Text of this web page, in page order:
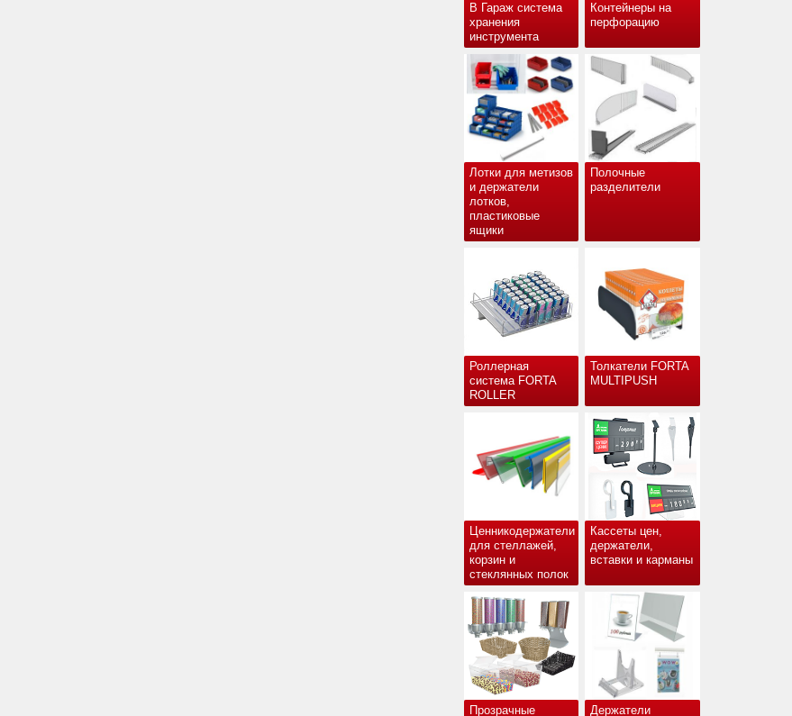
В Гараж система
хранения
инструмента
Контейнеры на
перфорацию
Лотки для метизов
и держатели
лотков,
пластиковые
ящики
Полочные
разделители
Роллерная
система FORTA
ROLLER
Толкатели FORTA
MULTIPUSH
Ценникодержатели
для стеллажей,
корзин и
стеклянных полок
Кассеты цен,
держатели,
вставки и карманы
Прозрачные Держатели